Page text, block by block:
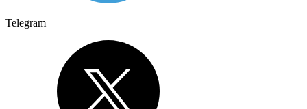
Telegram